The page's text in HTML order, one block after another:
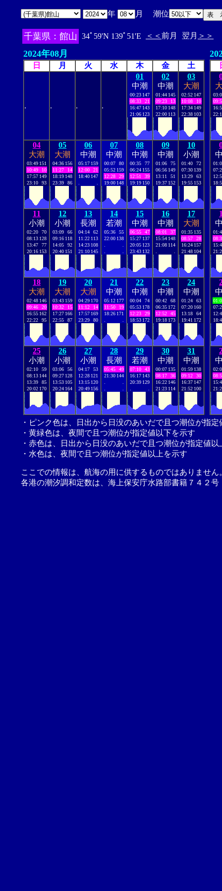
年 月 潮位
千葉県：館山 34ﾟ59'N 139ﾟ51'E ＜＜ 前月 翌月 ＞＞
2024年08月
日 月 火 水 木 金 土
. . . .
01
中潮
00:23 147
08:33
21
16:47 143
21:06 123
02
中潮
01:44 145
09:23
13
17:10 148
22:00 113
03
大潮
02:52 147
10:08
10
17:34 149
22:38 103
04
大潮
03:49 151
10:49
10
17:57 149
23:10
93
05
大潮
04:36 156
11:27
14
18:19 148
23:39
86
06
中潮
05:17 159
12:00
21
18:40 147
07
中潮
00:07
80
05:52 159
12:28
29
19:00 148
08
中潮
00:35
77
06:24 155
12:51
39
19:19 150
09
中潮
01:06
75
06:56 149
13:11
51
19:37 152
10
小潮
01:40
72
07:30 139
13:29
63
19:55 153
11
小潮
02:20
70
08:13 128
13:47
77
20:16 153
12
小潮
03:09
66
09:16 118
14:05
92
20:40 151
13
長潮
04:14
62
11:22 113
14:23 108
21:10 145
14
若潮
05:36
55
22:00 138
15
中潮
06:55
47
15:27 137
20:05 123
23:43 132
16
中潮
08:01
37
15:54 148
21:08 114
17
大潮
01:35 135
08:57
28
16:24 157
21:48 104
18
大潮
02:48 146
09:46
20
16:55 162
22:22
95
19
大潮
03:43 159
10:32
15
17:27 166
22:55
87
20
大潮
04:29 170
11:12
14
17:57 169
23:29
80
21
中潮
05:12 177
11:50
19
18:26 171
22
中潮
00:04
74
05:53 178
12:23
29
18:53 172
23
中潮
00:42
68
06:35 172
12:52
45
19:18 173
24
中潮
01:24
63
07:20 160
13:18
64
19:41 172
25
小潮
02:10
59
08:13 144
13:39
85
20:02 170
26
小潮
03:06
56
09:27 128
13:53 105
20:24 164
27
小潮
04:17
53
12:28 121
13:15 120
20:49 156
28
長潮
05:45
49
21:30 144
29
若潮
07:10
43
16:17 143
20:39 129
30
中潮
00:07 135
08:17
36
16:22 146
21:23 114
31
中潮
01:59 138
09:12
30
16:37 147
21:52 100
・ピンク色は、日出から日没のあいだで且つ潮位が指
・黄緑色は、夜間で且つ潮位が指定値以下を示す
・赤色は、日出から日没のあいだで且つ潮位が指定値以
・水色は、夜間で且つ潮位が指定値以上を示す
ここでの情報は、航海の用に供するものではありませ
各港の潮汐調和定数は、海上保安庁水路部書籍７４２